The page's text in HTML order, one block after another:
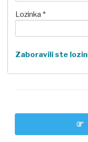
Lozinka *
Zaboravili ste